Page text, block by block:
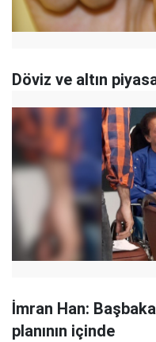
Döviz ve altın
İmran Han:
planının içinde